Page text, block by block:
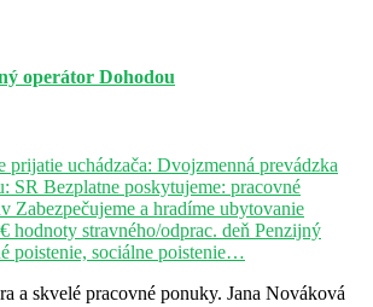
operátor Dohodou
prijatie uchádzača: Dvojzmenná prevádzka
SR Bezplatne poskytujeme: pracovné
Zabezpečujeme a hradíme ubytovanie
hodnoty stravného/odprac. deň Penzijný
poistenie, sociálne poistenie…
a skvelé pracovné ponuky. Jana Nováková